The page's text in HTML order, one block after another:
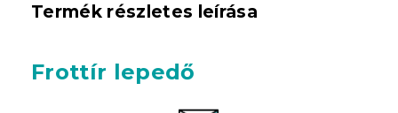
Termék részletes leírása
Frottír lepedő